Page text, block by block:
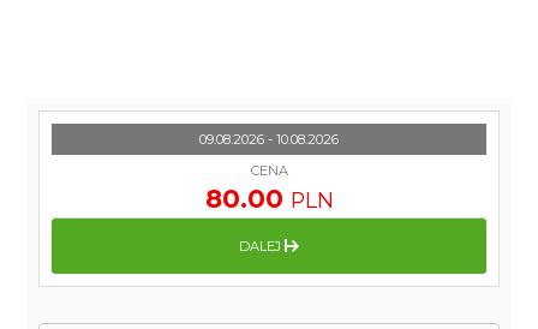
09.08.2026 - 10.08.2026
CENA
80.00 PLN
DALEJ